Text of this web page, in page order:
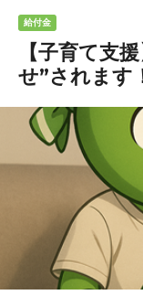
給付金
【子育て支
せ”されます